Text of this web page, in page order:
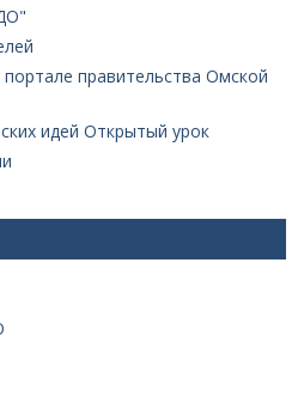
правительства Омской
идей Открытый урок